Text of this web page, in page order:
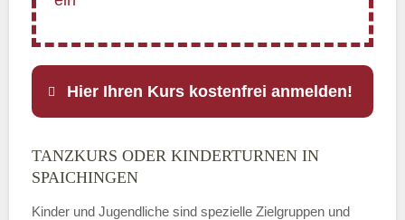
Hier Ihren Kurs kostenfrei anmelden!
Name
TANZKURS ODER KINDERTURNEN IN
SPAICHINGEN
Kinder und Jugendliche sind spezielle Zielgruppen und